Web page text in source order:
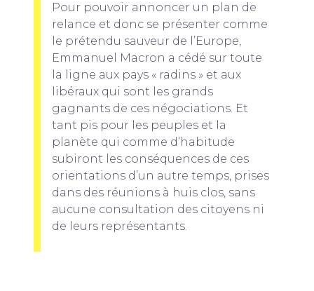
Pour pouvoir annoncer un plan de
relance et donc se présenter comme
le prétendu sauveur de l’Europe,
Emmanuel Macron a cédé sur toute
la ligne aux pays « radins » et aux
libéraux qui sont les grands
gagnants de ces négociations. Et
tant pis pour les peuples et la
planète qui comme d’habitude
subiront les conséquences de ces
orientations d’un autre temps, prises
dans des réunions à huis clos, sans
aucune consultation des citoyens ni
de leurs représentants.